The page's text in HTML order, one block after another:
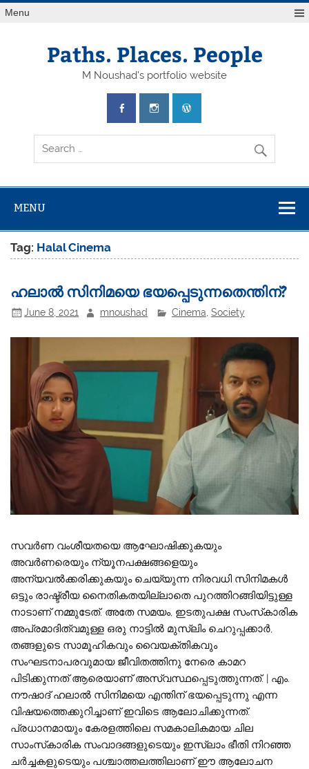
Skip
toMenu
Paths. Places. People
M Noushad's portfolio website
MENU
Tag: Halal Cinema
ഹലാൽ സിനിമയെ ഭയപ്പെടുന്നതെന്തിന്?
June 8, 2021 mnoushad Cinema Society
സവർണ വംശീയതയെ ആഘോഷിക്കുകയും
അവർണരെയും ന്യൂനപക്ഷങ്ങളെയും
അന്യവൽക്കരിക്കുകയും ചെയ്യുന്ന നിരവധി സിനിമകൾ
ഒട്ടും രാഷ്ട്രീയ നൈതികതയില്ലാതെ പുറത്തിറങ്ങിയിട്ടുള്ള
നാടാണ് നമ്മുടേത്. അതേ സമയം, ഇടതുപക്ഷ സംസ്‌കാരിക
അപ്രമാദിത്വമുള്ള ഒരു നാട്ടിൽ മുസ്‌ലിം ചെറുപ്പക്കാർ,
തങ്ങളുടെ സാമൂഹികവും വൈയക്തികവും
സംഘടനാപരവുമായ ജീവിതത്തിനു നേരെ കാമറ
പിടിക്കുന്നത് ആരെയാണ് അസ്വസ്ഥപ്പെടുത്തുന്നത്. | എം.
നൗഷാദ് ഹലാൽ സിനിമയെ എന്തിന് ഭയപ്പെടുന്നു എന്ന
വിഷയത്തെക്കുറിച്ചാണ് ഇവിടെ ആലോചിക്കുന്നത്.
പ്രധാനമായും കേരളത്തിലെ സമകാലികമായ ചില
സാംസ്‌കാരിക സംവാദങ്ങളുടെയും ഇസ്‌ലാം ഭീതി നിറഞ്ഞ
ചർച്ചകളുടെയും പശ്ചാത്തലത്തിലാണ് ഈ ആലോചന